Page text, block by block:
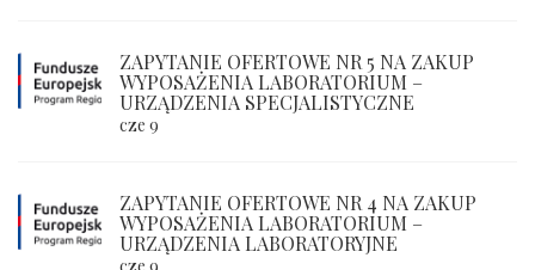
ZAPYTANIE OFERTOWE NR 5 NA ZAKUP
WYPOSAŻENIA LABORATORIUM –
URZĄDZENIA SPECJALISTYCZNE
cze 9
ZAPYTANIE OFERTOWE NR 4 NA ZAKUP
WYPOSAŻENIA LABORATORIUM –
URZĄDZENIA LABORATORYJNE
cze 9